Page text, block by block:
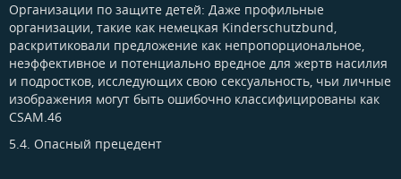
Организации по защите детей: Даже профильные
организации, такие как немецкая Kinderschutzbund,
раскритиковали предложение как непропорциональное,
неэффективное и потенциально вредное для жертв насилия
и подростков, исследующих свою сексуальность, чьи личные
изображения могут быть ошибочно классифицированы как
CSAM.46
5.4. Опасный прецедент​